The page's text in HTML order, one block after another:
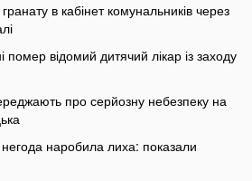
в кабінет комунальників через
помер відомий дитячий лікар із заходу
про серйозну небезпеку на
наробила лиха: показали